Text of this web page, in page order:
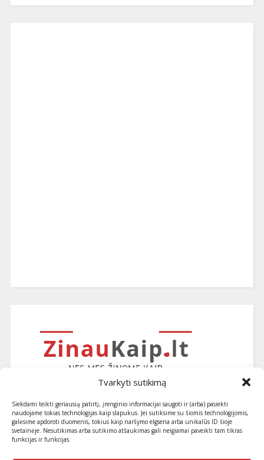
Tvarkyti sutikimą
Siekdami teikti geriausią patirtį, įrenginio informacijai saugoti ir (arba) pasiekti
naudojame tokias technologijas kaip slapukus. Jei sutiksime su šiomis technologijomis,
galėsime apdoroti duomenis, tokius kaip naršymo elgsena arba unikalūs ID šioje
svetainėje. Nesutikimas arba sutikimo atšaukimas gali neigiamai paveikti tam tikras
funkcijas ir funkcijas.
Užsiprenumeruokite naujausius